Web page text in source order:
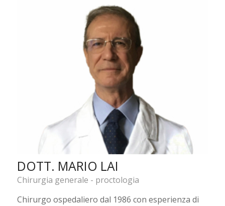
DOTT. MARIO LAI
Chirurgia generale - proctologia
Chirurgo ospedaliero dal 1986 con esperienza di